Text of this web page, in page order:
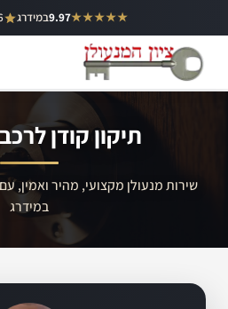
לתוכן
★★★★★
9.97במידרג 66 באר יעקב
ראשון לציון
רמלה
תיקון קודן
במידרג